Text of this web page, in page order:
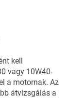
kell
vagy 10W40-
a motornak. Az
átvizsgálás a